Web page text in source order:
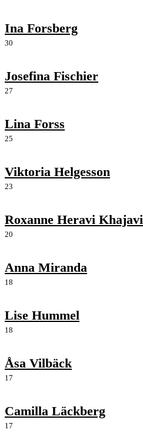
Ina Forsberg
30
Josefina Fischier
27
Lina Forss
25
Viktoria Helgesson
23
Roxanne Heravi Khajavi
20
Anna Miranda
18
Lise Hummel
18
Åsa Vilbäck
17
Camilla Läckberg
17